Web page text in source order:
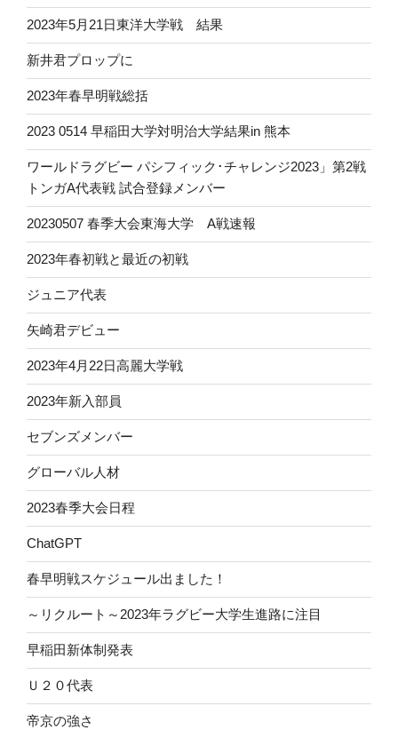
2023年5月21日東洋大学戦 結果
新井君プロップに
2023年春早明戦総括
2023 0514 早稲田大学対明治大学結果in 熊本
ワールドラグビー パシフィック･チャレンジ2023」第2戦
トンガA代表戦 試合登録メンバー
20230507 春季大会東海大学 A戦速報
2023年春初戦と最近の初戦
ジュニア代表
矢崎君デビュー
2023年4月22日高麗大学戦
2023年新入部員
セブンズメンバー
グローバル人材
2023春季大会日程
ChatGPT
春早明戦スケジュール出ました！
～リクルート～2023年ラグビー大学生進路に注目
早稲田新体制発表
Ｕ２０代表
帝京の強さ